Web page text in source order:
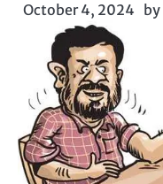
October 4, 2024 by